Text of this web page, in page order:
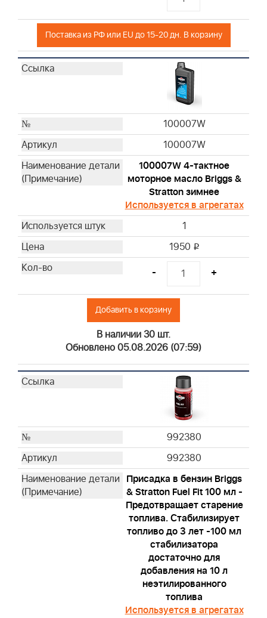
Поставка из РФ или EU до 15-20 дн. В корзину
100007W
100007W
100007W 4-тактное
моторное масло Briggs &
Stratton зимнее
Используется в агрегатах
1
1950 i
- +
Добавить в корзину
В наличии 30 шт.
Обновлено 05.08.2026 (07:59)
992380
992380
Присадка в бензин Briggs
& Stratton Fuel Fit 100 мл -
Предотвращает старение
топлива. Стабилизирует
топливо до 3 лет -100 мл
стабилизатора
достаточно для
добавления на 10 л
неэтилированного
топлива
Используется в агрегатах